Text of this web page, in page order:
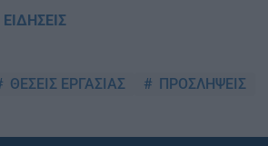
ΕΙΔΗΣΕΙΣ
ΘΕΣΕΙΣ ΕΡΓΑΣΙΑΣ ΠΡΟΣΛΗΨΕΙΣ